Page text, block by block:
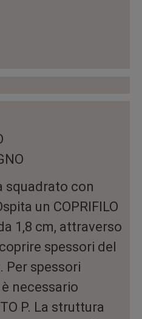
squadrato con
un COPRIFILO
1,8 cm, attraverso
spessori del
Per spessori
necessario
P. La struttura